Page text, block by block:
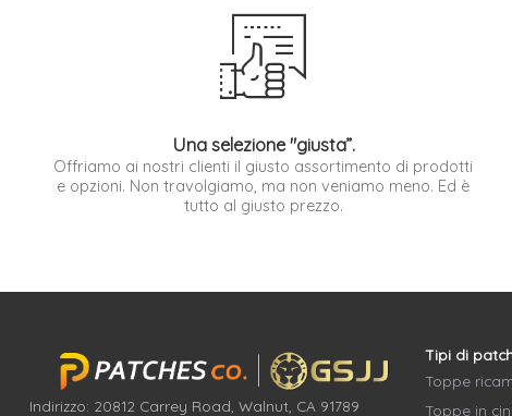
Una selezione "giusta”.
Offriamo ai nostri clienti il giusto assortimento di prodotti
e opzioni. Non travolgiamo, ma non veniamo meno. Ed è
tutto al giusto prezzo.
Indirizzo: 20812 Carrey Road, Walnut, CA 91789
Tipi di
Toppe
Toppe in